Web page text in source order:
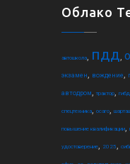
Облако
автошкола пдд
экзамен вождение
автодром трактор
спецтехника осаго
повышение квалификации
удостоверение 2025